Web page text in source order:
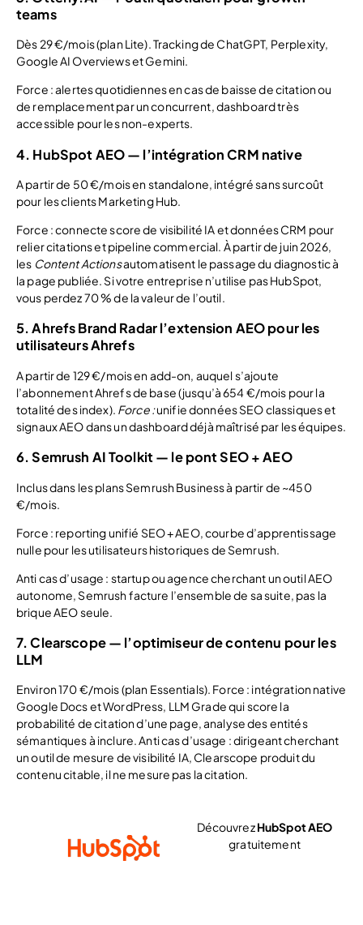
teams
Dès 29 €/mois (plan Lite). Tracking de ChatGPT, Perplexity,
Google AI Overviews et Gemini.
Force : alertes quotidiennes en cas de baisse de citation ou
de remplacement par un concurrent, dashboard très
accessible pour les non-experts.
4. HubSpot AEO — l’intégration CRM native
A partir de 50 €/mois en standalone, intégré sans surcoût
pour les clients Marketing Hub.
Force : connecte score de visibilité IA et données CRM pour
relier citations et pipeline commercial. À partir de juin 2026,
les Content Actionsautomatisent le passage du diagnostic à
la page publiée. Si votre entreprise n’utilise pas HubSpot,
vous perdez 70 % de la valeur de l’outil.
5. Ahrefs Brand Radar l’extension AEO pour les
utilisateurs Ahrefs
A partir de 129 €/mois en add-on, auquel s’ajoute
l’abonnement Ahrefs de base (jusqu’à 654 €/mois pour la
totalité des index). Force :unifie données SEO classiques et
signaux AEO dans un dashboard déjà maîtrisé par les équipes.
6. Semrush AI Toolkit — le pont SEO + AEO
Inclus dans les plans Semrush Business à partir de ~450
€/mois.
Force : reporting unifié SEO + AEO, courbe d’apprentissage
nulle pour les utilisateurs historiques de Semrush.
Anti cas d’usage : startup ou agence cherchant un outil AEO
autonome, Semrush facture l’ensemble de sa suite, pas la
brique AEO seule.
7. Clearscope — l’optimiseur de contenu pour les
LLM
Environ 170 €/mois (plan Essentials). Force : intégration native
Google Docs et WordPress, LLM Grade qui score la
probabilité de citation d’une page, analyse des entités
sémantiques à inclure. Anti cas d’usage : dirigeant cherchant
un outil de mesure de visibilité IA, Clearscope produit du
contenu citable, il ne mesure pas la citation.
DécouvrezHubSpot AEO
gratuitement